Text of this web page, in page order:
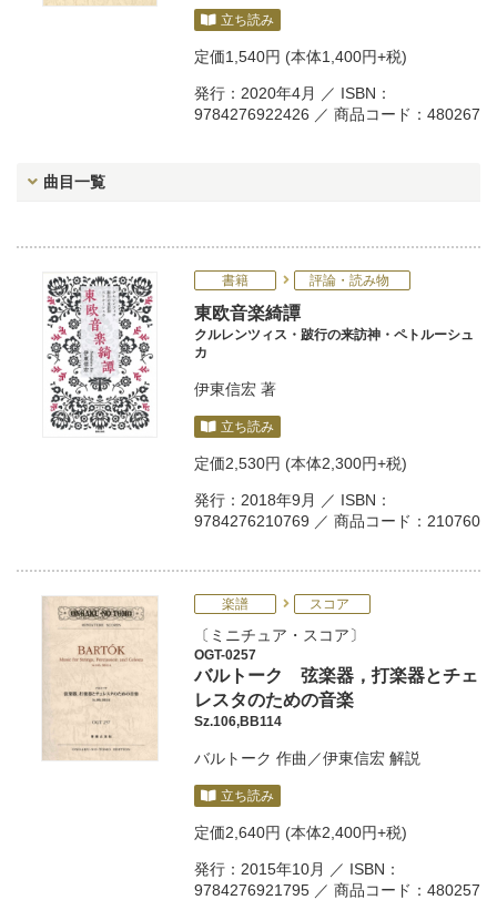
立ち読み
定価1,540円 (本体1,400円+税)
発行：2020年4月 ／ ISBN：
9784276922426 ／ 商品コード：480267
曲目一覧
書籍 評論・読み物
東欧音楽綺譚
クルレンツィス・跛行の来訪神・ペトルーシュ
カ
伊東信宏 著
立ち読み
定価2,530円 (本体2,300円+税)
発行：2018年9月 ／ ISBN：
9784276210769 ／ 商品コード：210760
楽譜 スコア
ミニチュア・スコア
OGT-0257
バルトーク 弦楽器，打楽器とチェ
レスタのための音楽
Sz.106,BB114
バルトーク 作曲／伊東信宏 解説
立ち読み
定価2,640円 (本体2,400円+税)
発行：2015年10月 ／ ISBN：
9784276921795 ／ 商品コード：480257